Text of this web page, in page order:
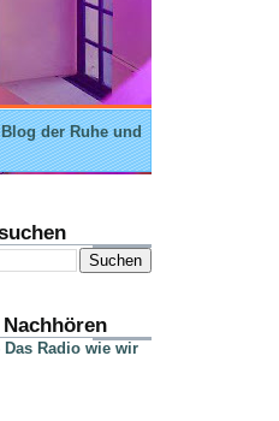
der Ruhe und
Das Radio wie wir